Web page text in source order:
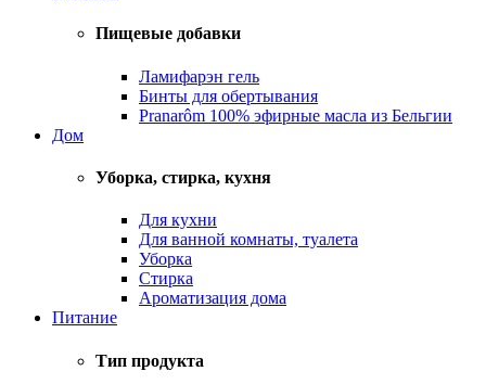
Пищевые добавки
Ламифарэн гель
Бинты для обертывания
Pranarôm 100% эфирные масла из Бельгии
Дом
Уборка, стирка, кухня
Для кухни
Для ванной комнаты, туалета
Уборка
Стирка
Ароматизация дома
Питание
Тип продукта